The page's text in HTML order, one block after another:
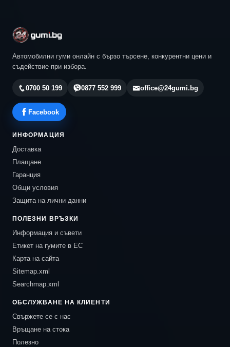
Автомобилни гуми онлайн с бързо търсене, конкурентни цени и
съдействие при избора.
0700 50 199 0877 552 999 office@24gumi.bg
Facebook
ИНФОРМАЦИЯ
Доставка
Плащане
Гаранция
Общи условия
Защита на лични данни
ПОЛЕЗНИ ВРЪЗКИ
Информация и съвети
Етикет на гумите в ЕС
Карта на сайта
Sitemap.xml
Searchmap.xml
ОБСЛУЖВАНЕ НА КЛИЕНТИ
Свържете се с нас
Връщане на стока
Полезно